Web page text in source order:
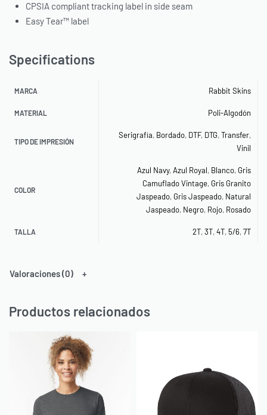
CPSIA compliant tracking label in side seam
Easy Tear™ label
Specifications
MARCA Rabbit Skins
MATERIAL Poli-Algodón
TIPO DE IMPRESIÓN
Serigrafía, Bordado, DTF, DTG,Transfer,
Vinil
COLOR
Azul Navy,Azul Royal, Blanco, Gris
Camuflado Vintage, Gris Granito
Jaspeado, Gris Jaspeado, Natural
Jaspeado, Negro, Rojo, Rosado
TALLA 2T,3T,4T,5/6,7T
Valoraciones (0)
Productos relacionados